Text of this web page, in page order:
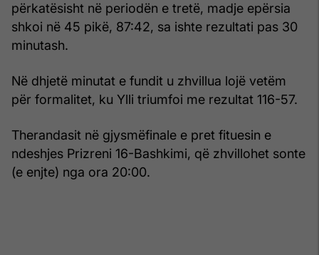
përkatësisht në periodën e tretë, madje epërsia
shkoi në 45 pikë, 87:42, sa ishte rezultati pas 30
minutash.
Në dhjetë minutat e fundit u zhvillua lojë vetëm
për formalitet, ku Ylli triumfoi me rezultat 116-57.
Therandasit në gjysmëfinale e pret fituesin e
ndeshjes Prizreni 16-Bashkimi, që zhvillohet sonte
(e enjte) nga ora 20:00.